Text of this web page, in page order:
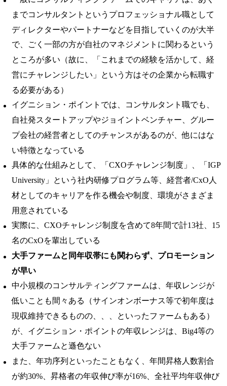
までコンサルタントというプロフェッショナル職として
ディレクターやパートナーなどを目指していくのが大半
で、ごく一部の方が自社のマネジメントに関わるという
ところが多い（故に、「これまでの経験を活かして、経
営にチャレンジしたい」という方はその企業から転職す
る必要がある）
イグニション・ポイントでは、
コンサルタント職でも、
自社発スタートアップやジョイントベンチャー、グルー
プ会社の経営者としてのチャンスがあるのが、他にはな
い特徴となっている
具体的な仕組みとして、「CXOチャレンジ制度」、「IGP
University」という社内研修プログラム等、経営者/CxO人
材としてのキャリアを作る機会や制度、環境がさまざま
用意されている
実際に、CXOチャレンジ制度を含めて8年間で計13社、15
名のCxOを輩出している
大手ファームと同年収帯にも関わらず、プロモーション
が早い
中小規模のコンサルティングファームは、年収レンジが
低いことも間々ある（サインオンボーナス等で初年度は
現収維持できるものの、、、といったファームもある）
が、イグニション・ポイントの年収レンジは、Big4等の
大手ファームと遜色ない
また、年功序列といったこともなく、年間昇格人数割合
が約30%、昇格者の年収伸び率が16%、全社平均年収伸び